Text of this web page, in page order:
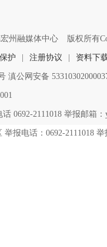
州融媒体中心 版权所有
护 注册协议 资料下
滇公网安备
0692-2111018 举报邮箱：
报电话：0692-2111018 举